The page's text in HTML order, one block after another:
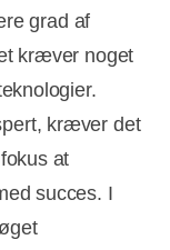
grad af
kræver noget
kræver det
at
succes. I